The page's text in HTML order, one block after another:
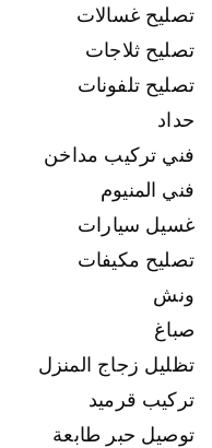
تصليح غسالات
تصليح ثلاجات
تصليح تلفونات
حداد
فني تركيب مداخن
فني المنيوم
غسيل سيارات
تصليح مكيفات
ونش
صباغ
تظليل زجاج المنزل
تركيب قرميد
توصيل حبر طابعة